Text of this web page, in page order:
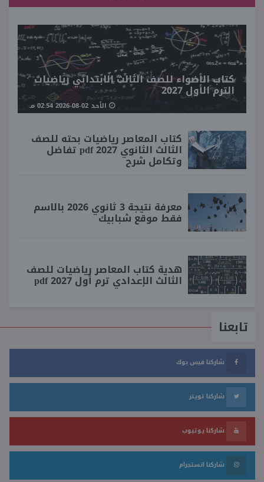
كتاب الأضواء للصف الثالث الابتدائي رياضيات
الترم الأول 2027
الأحد 02-08-2026 02:54 مـ
كتاب المعاصر رياضيات بحته للصف
الثالث الثانوي 2027 pdf تفاضل
وتكامل شرح
معرفة نتيجة 3 ثانوي 2026 بالاسم
فقط موقع شبابيك
هدية كتاب المعاصر رياضيات للصف
الثالث الإعدادي ترم أول 2027 pdf
تابعنا
شاركنا فيس بوك
شاركنا تويتر
شاركنا يوتيوب
شاركنا انستجرام